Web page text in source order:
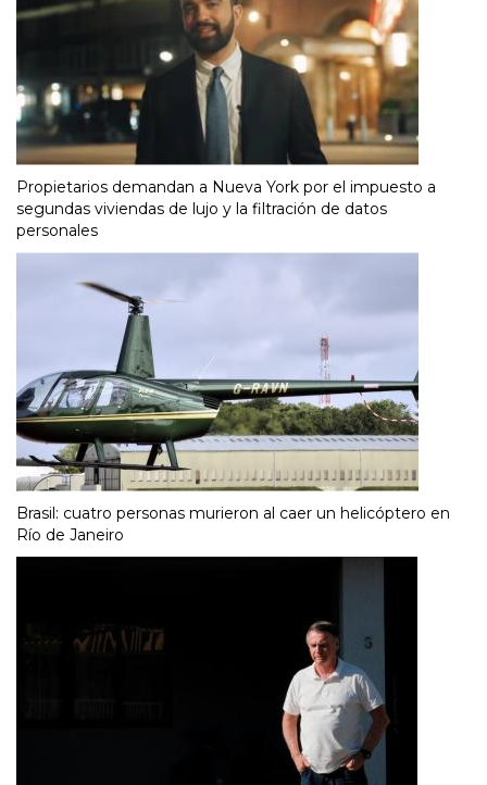
Propietarios demandan a Nueva York por el impuesto a
segundas viviendas de lujo y la filtración de datos
personales
Brasil: cuatro personas murieron al caer un helicóptero en
Río de Janeiro